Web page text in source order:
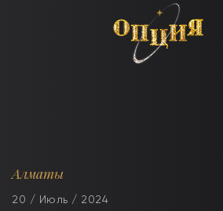
Алматы
20 / Июль / 2024